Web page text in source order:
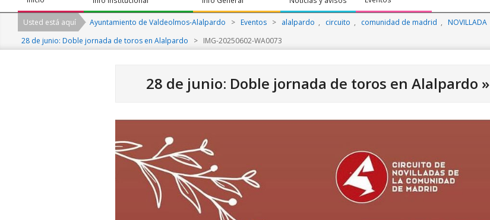
Navigation
Menu
Usted está aquí Ayuntamiento de Valdeolmos-Alalpardo > Eventos > alalpardo , circuito , comunidad de madrid , NOVILLADA
28 de junio: Doble jornada de toros en Alalpardo
> IMG-20250602-WA0073
28 de junio: Doble jornada de toros en Alalpardo »